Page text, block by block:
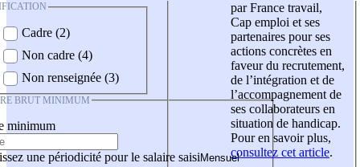
Cadre (2)
Non cadre (4)
Non renseignée (3)
BRUT MINIMUM
minimum
une périodicité pour le salaire saisi
par France travail,
Cap emploi et ses
partenaires pour ses
actions concrètes en
faveur du recrutement,
de l’intégration et de
l’accompagnement de
ses collaborateurs en
situation de handicap.
Pour en savoir plus,
consultez cet article.